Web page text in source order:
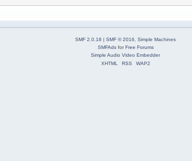
SMF 2.0.18 | SMF © 2016
Simple Machines
SMFAdsforFree Forums
Simple Audio Video Embedder
XHTML
RSS WAP2